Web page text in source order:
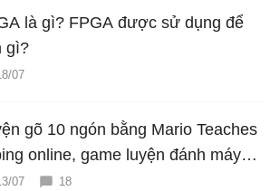
là gì? FPGA được sử dụng để
gì?
07
gõ 10 ngón bằng Mario Teaches
online, game luyện đánh máy
hấp dẫn
07 18